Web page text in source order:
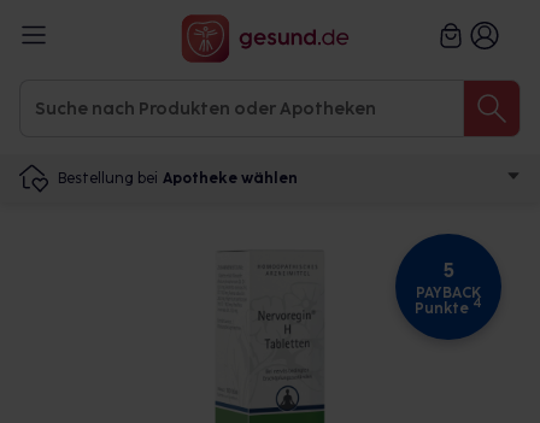
Bestellung bei Apotheke wählen
5
PAYBACK
Punkte 4